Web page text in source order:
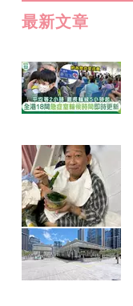
最新文章